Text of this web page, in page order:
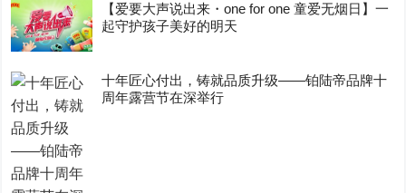
【爱要大声说出来・one for one 童爱无烟日】一
起守护孩子美好的明天
十年匠心付出，铸就品质升级——铂陆帝品牌十
周年露营节在深举行